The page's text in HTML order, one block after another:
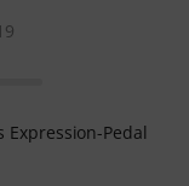
Expression-Pedal